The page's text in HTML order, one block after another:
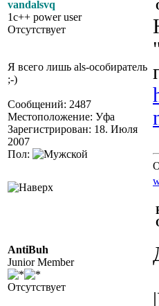
vandalsvq
1c++ power user
Отсутствует
Я всего лишь als-особиратель
;-)
Сообщений: 2487
Местоположение: Уфа
Зарегистрирован: 18. Июля
2007
Пол:
AntiBuh
Junior Member
Отсутствует